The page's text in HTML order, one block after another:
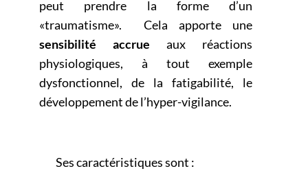
peut prendre la forme d’un
«traumatisme». Cela apporte une
sensibilité accrue aux réactions
physiologiques, àtout exemple
dysfonctionnel, de la fatigabilité, le
développement de l’hyper-vigilance.
Ses caractéristiques sont :